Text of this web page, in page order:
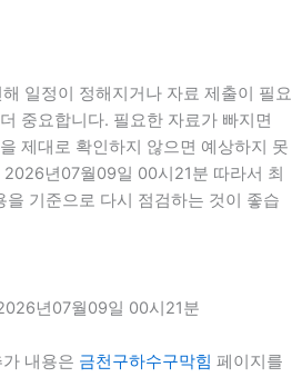
일정이 정해지거나 자료 제출이 필요
중요합니다. 필요한 자료가 빠지면
제대로 확인하지 않으면 예상하지 못
년07월09일 00시21분 따라서 최
기준으로 다시 점검하는 것이 좋습
년07월09일 00시21분
내용은 금천구하수구막힘 페이지를